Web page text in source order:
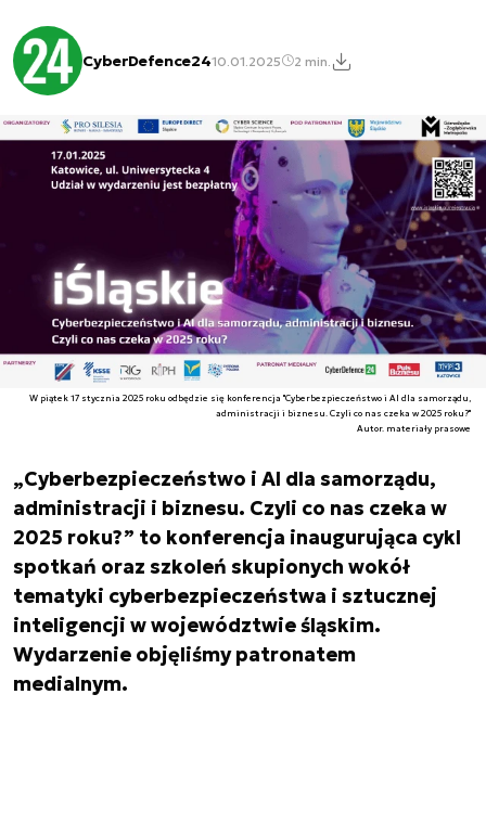
CyberDefence2410.01.2025 2 min.
W piątek 17 stycznia 2025 roku odbędzie się konferencja "Cyberbezpieczeństwo i AI dla samorządu,
administracji i biznesu. Czyli co nas czeka w 2025 roku?"
Autor. materiały prasowe
„Cyberbezpieczeństwo i AI dla samorządu,
administracji i biznesu. Czyli co nas czeka w
2025 roku?” to konferencja inaugurująca cykl
spotkań oraz szkoleń skupionych wokół
tematyki cyberbezpieczeństwa i sztucznej
inteligencji w województwie śląskim.
Wydarzenie objęliśmy patronatem
medialnym.